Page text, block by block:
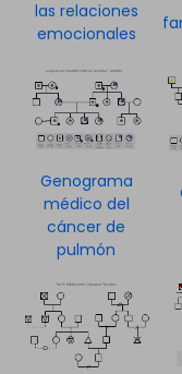
las relaciones
emocionales
Genograma
médico del
cáncer de
pulmón